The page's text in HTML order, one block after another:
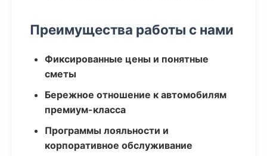
Преимущества работы с нами
Фиксированные цены и понятные
сметы
Бережное отношение к автомобилям
премиум-класса
Программы лояльности и
корпоративное обслуживание